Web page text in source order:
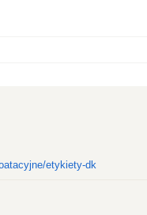
etykiety-dk